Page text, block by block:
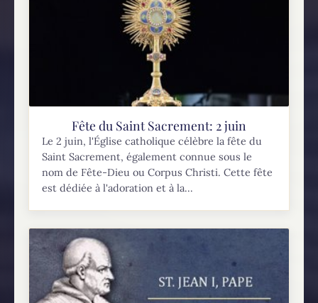
Fête du Saint Sacrement: 2 juin
Le 2 juin, l'Église catholique célèbre la fête du
Saint Sacrement, également connue sous le
nom de Fête-Dieu ou Corpus Christi. Cette fête
est dédiée à l'adoration et à la...